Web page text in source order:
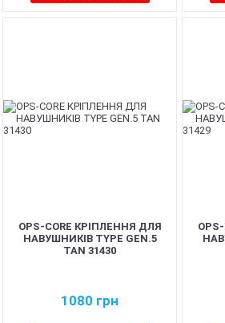
OPS-CORE КРІПЛЕННЯ ДЛЯ
НАВУШНИКІВ TYPE GEN.5
TAN 31430
1080 грн